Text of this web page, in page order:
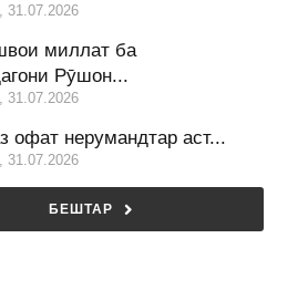
31.07.2026
миллат ба
Рӯшон...
31.07.2026
офат нерумандтар аст...
31.07.2026
БЕШТАР